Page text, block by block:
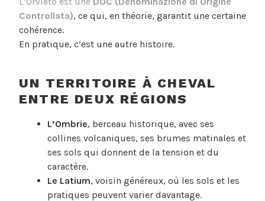
Controllata), ce qui, en théorie, garantit une certaine
cohérence.
En pratique, c’est une autre histoire.
UN TERRITOIRE À CHEVAL
ENTRE DEUX RÉGIONS
L’Ombrie, berceau historique, avec ses
collines volcaniques, ses brumes matinales et
ses sols qui donnent de la tension et du
caractère.
Le Latium, voisin généreux, où les sols et les
pratiques peuvent varier davantage.